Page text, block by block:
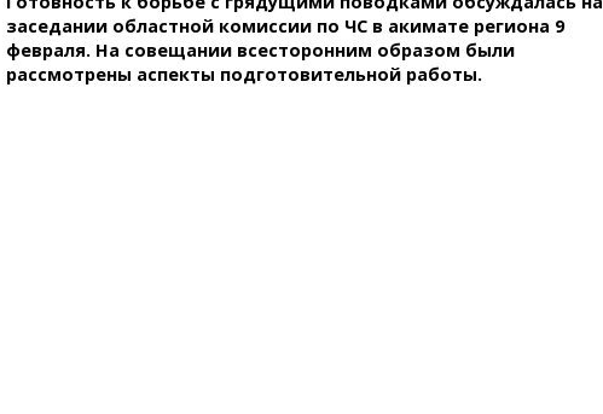
Пробки
Карта Караганды
Организации
Мой участковый
Темиртау
Балхаш
Жезказган
заседании областной комиссии по ЧС в акимате региона 9
февраля. На совещании всесторонним образом были
рассмотрены аспекты подготовительной работы.